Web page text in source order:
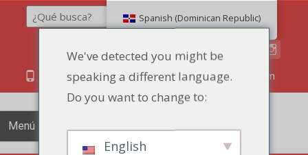
Buscar en
86 134 170 266 43 YettaDon@outlook.com
Menú
Spanish (Dominican Republic)
We've detected you might be
speaking a different language.
Do you want to change to:
English